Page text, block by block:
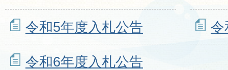
令和5年度入札公告 令
令和6年度入札公告